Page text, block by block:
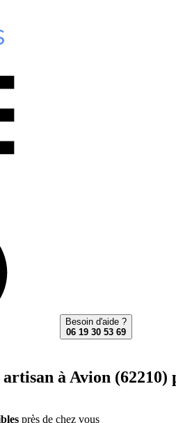
Besoin d'aide ?
06 19 30 53 69
à Avion
près de chez vous